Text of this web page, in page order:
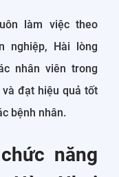
làm việc theo
nghiệp, Hài lòng
nhân viên trong
đạt hiệu quả tốt
bệnh nhân.
năng